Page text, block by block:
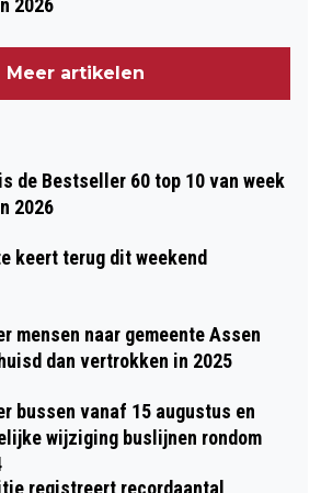
Meer artikelen
de Bestseller 60 top 10 van week
2026
keert terug dit weekend
mensen naar gemeente Assen
dan vertrokken in 2025
bussen vanaf 15 augustus en
wijziging buslijnen rondom
registreert recordaantal